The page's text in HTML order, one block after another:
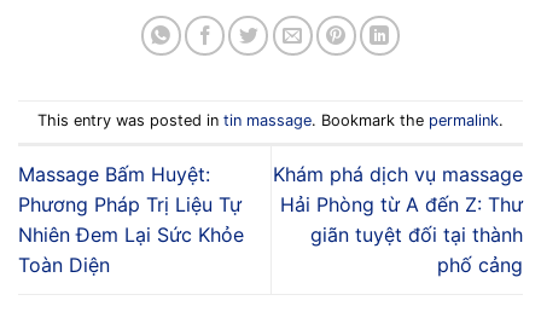
This entry was posted in tin massage. Bookmark the permalink.
Massage Bấm Huyệt:
Phương Pháp Trị Liệu Tự
Nhiên Đem Lại Sức Khỏe
Toàn Diện
Khám phá dịch vụ massage
Hải Phòng từ A đến Z: Thư
giãn tuyệt đối tại thành
phố cảng